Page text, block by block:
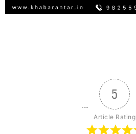
5
Article Rating